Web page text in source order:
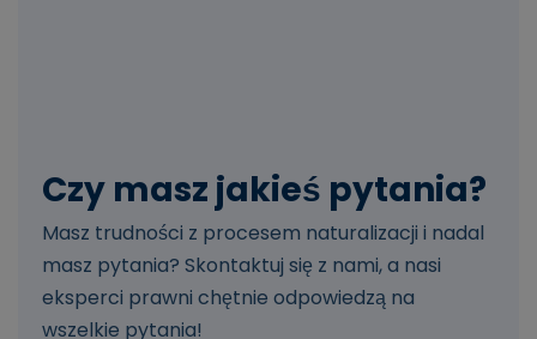
Czy masz jakieś pytania?
Masz trudności z procesem naturalizacji i nadal
masz pytania? Skontaktuj się z nami, a nasi
eksperci prawni chętnie odpowiedzą na
wszelkie pytania!